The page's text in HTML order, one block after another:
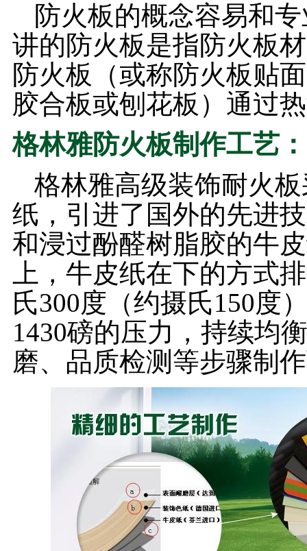
防火板的概念容易和
讲的防火板是指防火板
防火板（或称防火板贴
胶合板或刨花板）通过
格林雅防火板制作工艺：
格林雅高级装饰耐火
纸，引进了国外的先进
和浸过酚醛树脂胶的牛
上，牛皮纸在下的方式
氏300度（约摄氏150度
1430磅的压力，持续均
磨、品质检测等步骤制